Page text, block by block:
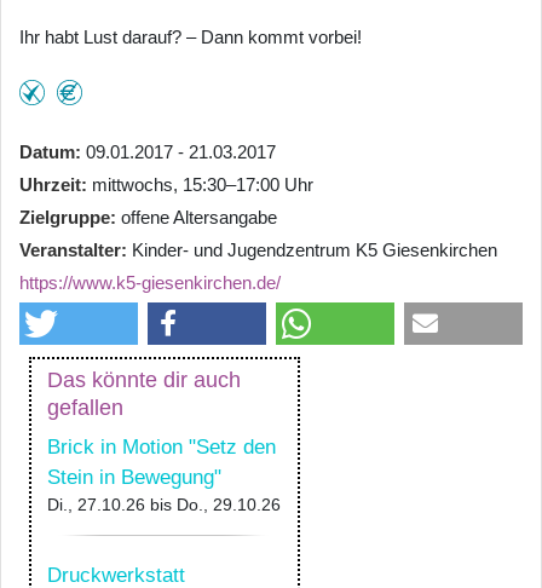
Ihr habt Lust darauf? – Dann kommt vorbei!
Datum 09.01.2017 - 21.03.2017
Uhrzeit mittwochs, 15:30–17:00 Uhr
Zielgruppe offene Altersangabe
Veranstalter Kinder- und Jugendzentrum K5 Giesenkirchen
https://www.k5-giesenkirchen.de/
Das könnte dir auch
gefallen
Brick in Motion "Setz den
Stein in Bewegung"
Di., 27.10.26 bis Do., 29.10.26
Druckwerkstatt